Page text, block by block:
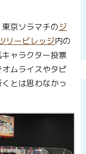
京ソラマチのジ
リービレッジ内の
ャラクター投票
ムライスやタピ
とは思わなかっ